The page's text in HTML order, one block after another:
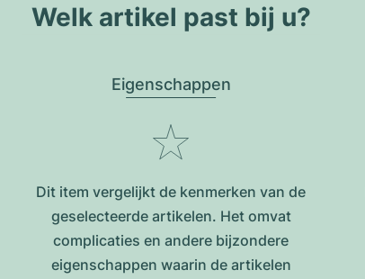
Welk artikel past bij u?
Eigenschappen
Dit item vergelijkt de kenmerken van de
geselecteerde artikelen. Het omvat
complicaties en andere bijzondere
eigenschappen waarin de artikelen